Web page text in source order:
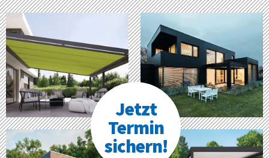
Jetzt
Termin
sichern!